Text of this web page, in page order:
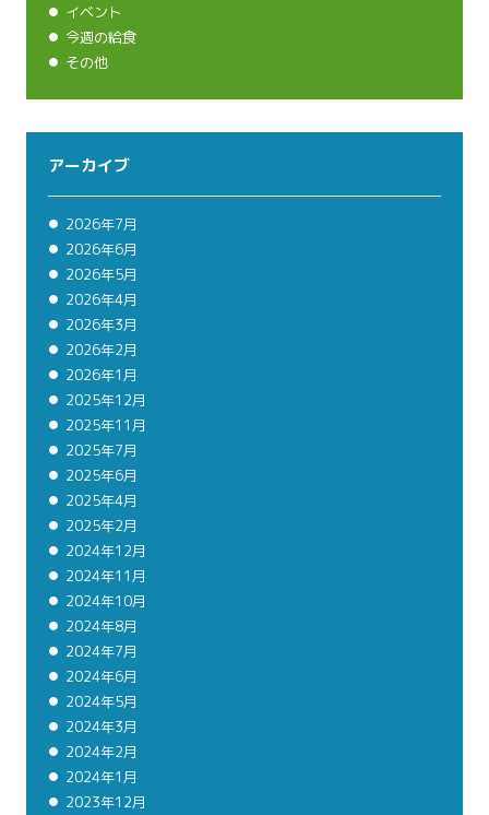
イベント
今週の給食
その他
アーカイブ
2026年7月
2026年6月
2026年5月
2026年4月
2026年3月
2026年2月
2026年1月
2025年12月
2025年11月
2025年7月
2025年6月
2025年4月
2025年2月
2024年12月
2024年11月
2024年10月
2024年8月
2024年7月
2024年6月
2024年5月
2024年3月
2024年2月
2024年1月
2023年12月